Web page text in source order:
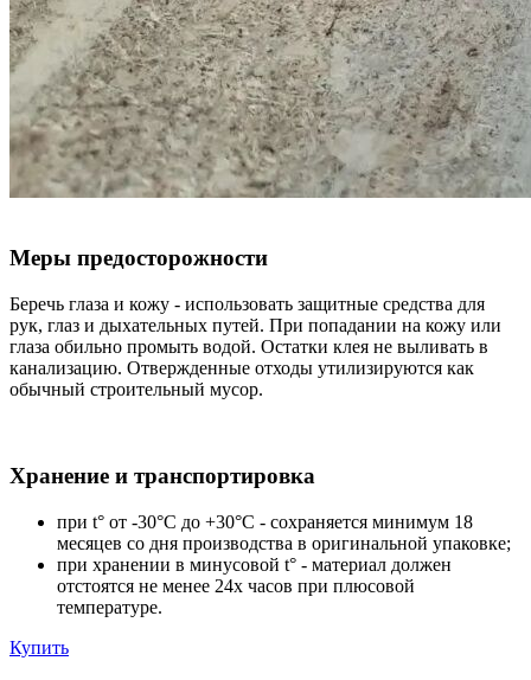
Меры предосторожности
Беречь глаза и кожу - использовать защитные средства для
рук, глаз и дыхательных путей. При попадании на кожу или
глаза обильно промыть водой. Остатки клея не выливать в
канализацию. Отвержденные отходы утилизируются как
обычный строительный мусор.
Хранение и транспортировка
при t° от -30°C до +30°C - сохраняется минимум 18
месяцев со дня производства в оригинальной упаковке;
при хранении в минусовой t° - материал должен
отстоятся не менее 24х часов при плюсовой
температуре.
Купить